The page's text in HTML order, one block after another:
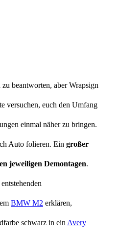
beantworten, aber Wrapsign
versuchen, euch den Umfang
einmal näher zu bringen.
Auto folieren. Ein großer
jeweiligen Demontagen.
BMW M2 erklären,
schwarz in ein Avery